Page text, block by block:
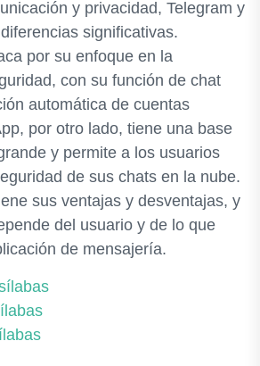
y privacidad, Telegram y
significativas.
por su enfoque en la
con su función de chat
automática de cuentas
por otro lado, tiene una base
y permite a los usuarios
de sus chats en la nube.
sus ventajas y desventajas, y
del usuario y de lo que
de mensajería.